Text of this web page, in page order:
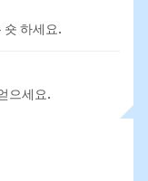
숏 하세요.
으세요.